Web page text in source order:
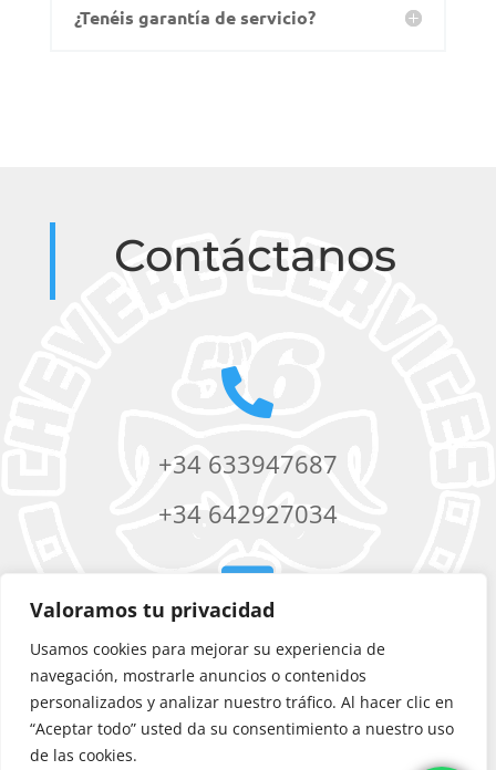
Valoramos tu privacidad
Usamos cookies para mejorar su experiencia de
navegación, mostrarle anuncios o contenidos
personalizados y analizar nuestro tráfico. Al hacer clic en
“Aceptar todo” usted da su consentimiento a nuestro uso
de las cookies.
¿Tenéis garantía de servicio?
Contáctanos

+34 633947687
+34 642927034

chevere56services@yahoo.com